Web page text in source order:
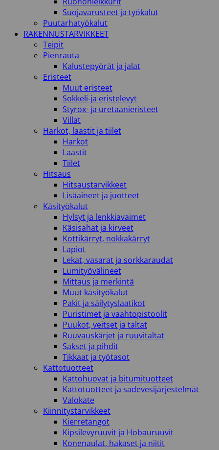
Suojavarusteet ja työkalut
Puutarhatyökalut
RAKENNUSTARVIKKEET
Teipit
Pienrauta
Kalustepyörät ja jalat
Eristeet
Muut eristeet
Sokkeli-ja eristelevyt
Styrox- ja uretaanieristeet
Villat
Harkot, laastit ja tiilet
Harkot
Laastit
Tiilet
Hitsaus
Hitsaustarvikkeet
Lisäaineet ja juotteet
Käsityökalut
Hylsyt ja lenkkiavaimet
Käsisahat ja kirveet
Kottikärryt, nokkakärryt
Lapiot
Lekat, vasarat ja sorkkaraudat
Lumityövälineet
Mittaus ja merkintä
Muut käsityökalut
Pakit ja säilytyslaatikot
Puristimet ja vaahtopistoolit
Puukot, veitset ja taltat
Ruuvauskärjet ja ruuvitaltat
Sakset ja pihdit
Tikkaat ja työtasot
Kattotuotteet
Kattohuovat ja bitumituotteet
Kattotuotteet ja sadevesijärjestelmät
Valokate
Kiinnitystarvikkeet
Kierretangot
Kipsilevyruuvit ja Hobauruuvit
Konenaulat, hakaset ja niitit